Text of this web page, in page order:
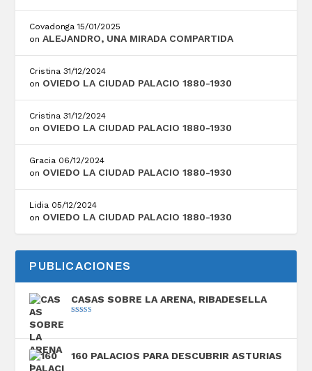
Covadonga 15/01/2025
onALEJANDRO, UNA MIRADA COMPARTIDA
Cristina 31/12/2024
on OVIEDO LA CIUDAD PALACIO 1880-1930
Cristina 31/12/2024
on OVIEDO LA CIUDAD PALACIO 1880-1930
Gracia 06/12/2024
on OVIEDO LA CIUDAD PALACIO 1880-1930
Lidia 05/12/2024
on OVIEDO LA CIUDAD PALACIO 1880-1930
PUBLICACIONES
CASAS SOBRE LA ARENA, RIBADESELLA
160 PALACIOS PARA DESCUBRIR ASTURIAS